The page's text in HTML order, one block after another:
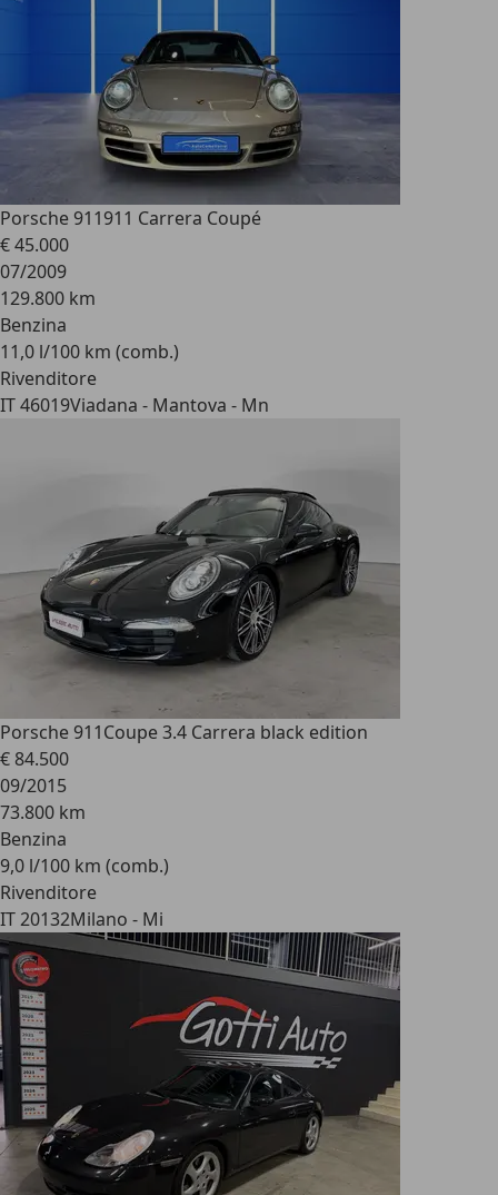
Porsche 911911 Carrera Coupé
€ 45.000
07/2009
129.800 km
Benzina
11,0 l/100 km (comb.)
Rivenditore
IT 46019Viadana - Mantova - Mn
Porsche 911Coupe 3.4 Carrera black edition
€ 84.500
09/2015
73.800 km
Benzina
9,0 l/100 km (comb.)
Rivenditore
IT 20132Milano - Mi